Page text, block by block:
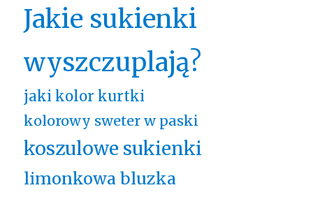
Jakie sukienki
wyszczuplają?
jaki kolor kurtki
kolorowy sweter w paski
koszulowe sukienki
limonkowa bluzka